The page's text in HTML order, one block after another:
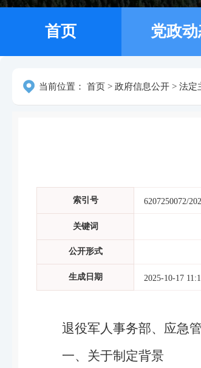
首页 党政
当前位置： 首页 > 政府信息公开 > 法定
索引号 6207250072/
关键词
公开形式
生成日期 2025-10-17
退役军人事务部、应急
一、关于制定背景